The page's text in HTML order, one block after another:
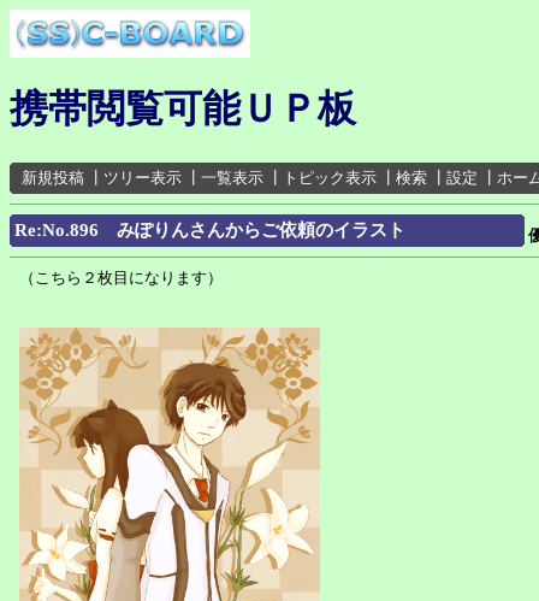
携帯閲覧可能ＵＰ板
新規投稿 ツリー表示 一覧表示 トピック表示 検索 設定 ホー
Re:No.896 みぽりんさんからご依頼のイラスト
（こちら２枚目になります）